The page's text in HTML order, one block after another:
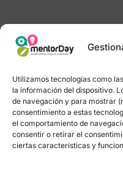
Utilizamos tecnologías como
la información del dispositivo.
de navegación y para mostrar
consentimiento a estas
el comportamiento de
consentir o retirar el
ciertas características y